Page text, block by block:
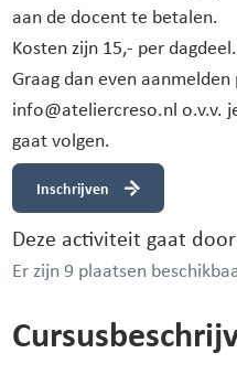
aan de docent te betalen.
Kosten zijn 15,- per dagdeel.
Graag dan even
info@ateliercreso.nl o.v.v.
gaat volgen.
Inschrijven
Deze activiteit gaat
Er zijn 9 plaatsen